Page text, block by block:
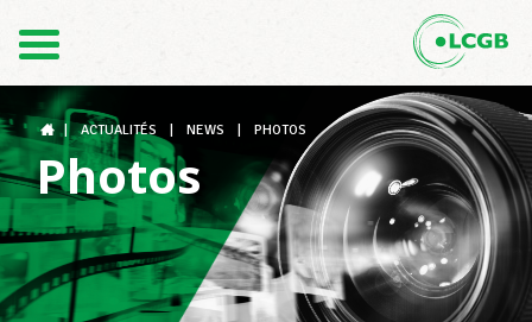
Contact
DE
Le LCGB
Structures syndicales
| ACTUALITÉS NEWS PHOTOS
Photos